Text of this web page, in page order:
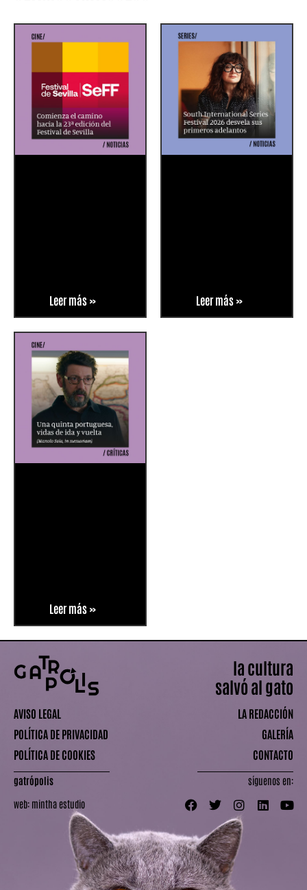
Leer más » Leer más »
Leer más »
AVISO LEGAL
POLÍTICA DE PRIVACIDAD
POLÍTICA DE COOKIES
gatrópolis
web: mintha estudio
la cultura
salvó al gato
LA REDACCIÓN
GALERÍA
CONTACTO
síguenos en: